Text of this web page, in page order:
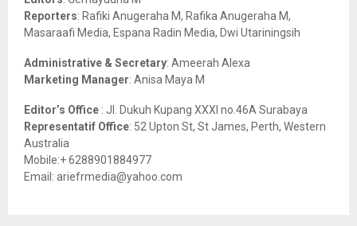
Reporters: Rafiki Anugeraha M, Rafika Anugeraha M,
Masaraafi Media, Espana Radin Media, Dwi Utariningsih
Administrative & Secretary: Ameerah Alexa
Marketing Manager: Anisa Maya M
Editor’s Office : Jl. Dukuh Kupang XXXI no.46A Surabaya
Representatif Office: 52 Upton St, St James, Perth, Western
Australia
Mobile:+ 6288901884977
Email: ariefrmedia@yahoo.com